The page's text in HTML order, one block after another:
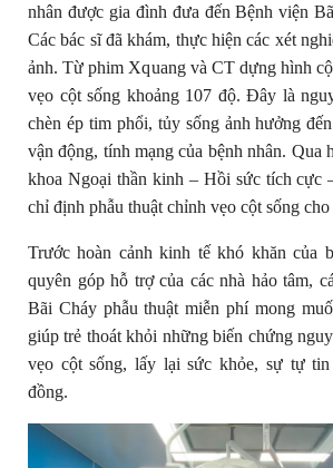
nhân được gia đình đưa đến Bệnh viện
Các bác sĩ đã khám, thực hiện các xét
ảnh. Từ phim Xquang và CT dựng hình
vẹo cột sống khoảng 107 độ. Đây là
chèn ép tim phổi, tủy sống ảnh hưởng
vận động, tính mạng của bệnh nhân. Qua
khoa Ngoại thần kinh – Hồi sức tích cực
chỉ định phẫu thuật chỉnh vẹo cột sống cho
Trước hoàn cảnh kinh tế khó khăn của
quyên góp hỗ trợ của các nhà hảo tâm,
Bãi Cháy phẫu thuật miễn phí mong
giúp trẻ thoát khỏi những biến chứng
vẹo cột sống, lấy lại sức khỏe, sự tự tin
đồng.